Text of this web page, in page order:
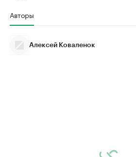
Авторы
Алексей Коваленок